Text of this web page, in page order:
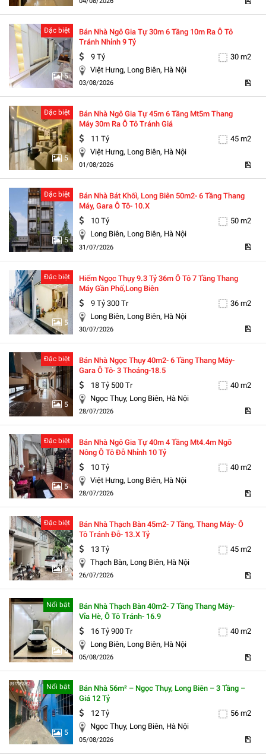
5
Đặc biệt
Bán Nhà Ngô Gia Tự 30m 6 Tầng 10m Ra Ô Tô
Tránh Nhỉnh 9 Tỷ
9 Tỷ
30 m2
Việt Hưng, Long Biên, Hà Nội
03/08/2026
5
Đặc biệt
Bán Nhà Ngô Gia Tự 45m 6 Tầng Mt5m Thang
Máy 30m Ra Ô Tô Tránh Giá
11 Tỷ
45 m2
Việt Hưng, Long Biên, Hà Nội
01/08/2026
5
Đặc biệt
Bán Nhà Bát Khối, Long Biên 50m2- 6 Tầng Thang
Máy, Gara Ô Tô- 10.x
10 Tỷ
50 m2
Long Biên, Long Biên, Hà Nội
31/07/2026
5
Đặc biệt
Hiếm Ngọc Thụy 9.3 Tỷ 36m Ô Tô 7 Tầng Thang
Máy Gần Phố,long Biên
9 Tỷ 300 Tr
36 m2
Long Biên, Long Biên, Hà Nội
30/07/2026
5
Đặc biệt
Bán Nhà Ngọc Thụy 40m2- 6 Tầng Thang Máy-
Gara Ô Tô- 3 Thoáng-18.5
18 Tỷ 500 Tr
40 m2
Ngọc Thụy, Long Biên, Hà Nội
28/07/2026
5
Đặc biệt
Bán Nhà Ngô Gia Tự 40m 4 Tầng Mt4.4m Ngõ
Nông Ô Tô Đỗ Nhỉnh 10 Tỷ
10 Tỷ
40 m2
Việt Hưng, Long Biên, Hà Nội
28/07/2026
5
Đặc biệt
Bán Nhà Thạch Bàn 45m2- 7 Tầng, Thang Máy- Ô
Tô Tránh Đỗ- 13.x Tỷ
13 Tỷ
45 m2
Thạch Bàn, Long Biên, Hà Nội
26/07/2026
5
Nổi bật
Bán Nhà Thạch Bàn 40m2- 7 Tầng Thang Máy-
Vỉa Hè, Ô Tô Tránh- 16.9
16 Tỷ 900 Tr
40 m2
Long Biên, Long Biên, Hà Nội
05/08/2026
5
Nổi bật
Bán Nhà 56m² – Ngọc Thụy, Long Biên – 3 Tầng –
Giá 12 Tỷ
12 Tỷ
56 m2
Ngọc Thụy, Long Biên, Hà Nội
05/08/2026